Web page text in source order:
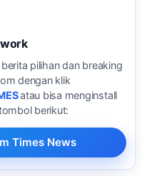
pilihan dan breaking
dengan klik
atau bisa menginstall
berikut:
Times News